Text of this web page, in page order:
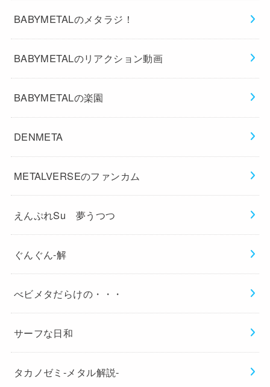
BABYMETALのメタラジ！
BABYMETALのリアクション動画
BABYMETALの楽園
DENMETA
METALVERSEのファンカム
えんぷれSu 夢うつつ
ぐんぐん-解
べビメタだらけの・・・
サーフな日和
タカノゼミ-メタル解説-